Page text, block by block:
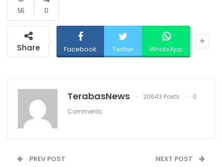
0
56
Share Facebook Twitter WhatsApp
TerabasNews 20643 Posts
0
Comments
PREV POST NEXT POST